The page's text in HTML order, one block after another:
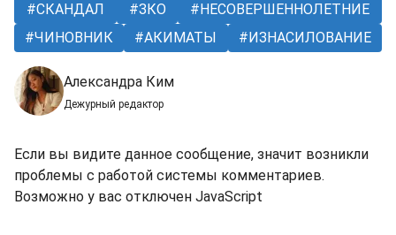
СКАНДАЛ
ЗКО
НЕСОВЕРШЕННОЛЕТНИЕ
ЧИНОВНИК
АКИМАТЫ ИЗНАСИЛОВАНИЕ
Александра Ким
Дежурный редактор
Если вы видите данное сообщение, значит возникли
проблемы с работой системы комментариев.
Возможно у вас отключен JavaScript